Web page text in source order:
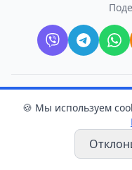
🍪 Мы используем